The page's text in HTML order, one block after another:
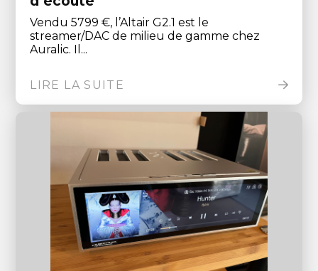
Vendu 5799 €, l’Altair G2.1 est le
streamer/DAC de milieu de gamme chez
Auralic. Il...
LIRE LA SUITE